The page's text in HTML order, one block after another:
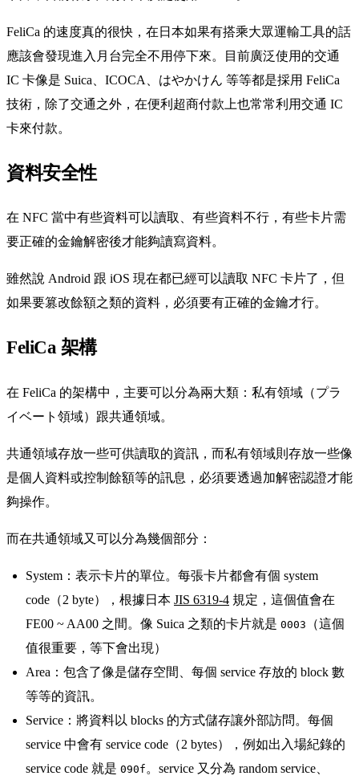
FeliCa 的速度真的很快，在日本如果有搭乘大眾運輸工具的話
應該會發現進入月台完全不用停下來。目前廣泛使用的交通
IC 卡像是 Suica、ICOCA、はやかけん 等等都是採用 FeliCa
技術，除了交通之外，在便利超商付款上也常常利用交通 IC
卡來付款。
資料安全性
在 NFC 當中有些資料可以讀取、有些資料不行，有些卡片需
要正確的金鑰解密後才能夠讀寫資料。
雖然說 Android 跟 iOS 現在都已經可以讀取 NFC 卡片了，但
如果要篡改餘額之類的資料，必須要有正確的金鑰才行。
FeliCa 架構
在 FeliCa 的架構中，主要可以分為兩大類：私有領域（プラ
イベート領域）跟共通領域。
共通領域存放一些可供讀取的資訊，而私有領域則存放一些像
是個人資料或控制餘額等的訊息，必須要透過加解密認證才能
夠操作。
而在共通領域又可以分為幾個部分：
System：表示卡片的單位。每張卡片都會有個 system
code（2 byte），根據日本 JIS 6319-4 規定，這個值會在
FE00 ~ AA00 之間。像 Suica 之類的卡片就是 0003
（這個
值很重要，等下會出現）
Area：包含了像是儲存空間、每個 service 存放的 block 數
等等的資訊。
Service：將資料以 blocks 的方式儲存讓外部訪問。每個
service 中會有 service code（2 bytes），例如出入場紀錄的
service code 就是 090f 。service 又分為 random service、